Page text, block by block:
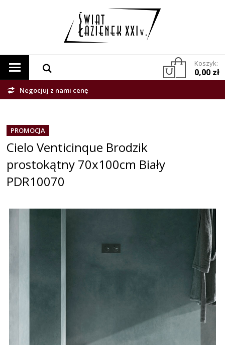
Koszyk:
0,00 zł
Negocjuj z nami cenę
PROMOCJA
Cielo Venticinque Brodzik
prostokątny 70x100cm Biały
PDR10070